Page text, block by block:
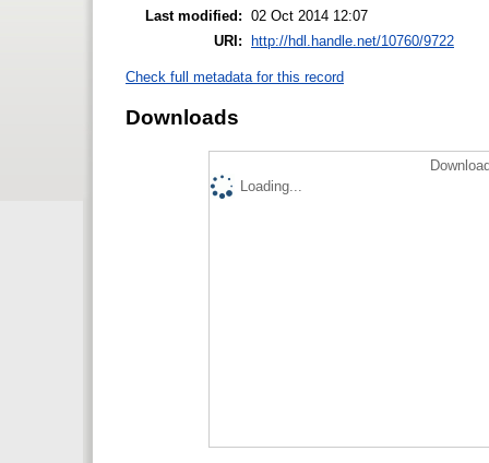
Last modified: 02 Oct 2014 12:07
URI:
http://hdl.handle.net/10760/9722
Check full metadata for this record
Downloads
Loading...